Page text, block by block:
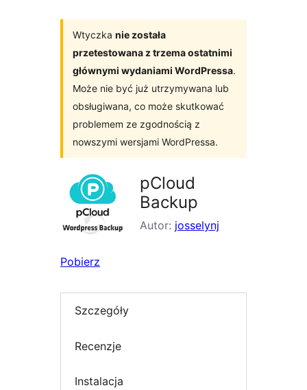
Wtyczka nie została
przetestowana z trzema ostatnimi
głównymi wydaniami WordPressa.
Może nie być już utrzymywana lub
obsługiwana, co może skutkować
problemem ze zgodnością z
nowszymi wersjami WordPressa.
pCloud
Backup
Autor: josselynj
Pobierz
Szczegóły
Recenzje
Instalacja